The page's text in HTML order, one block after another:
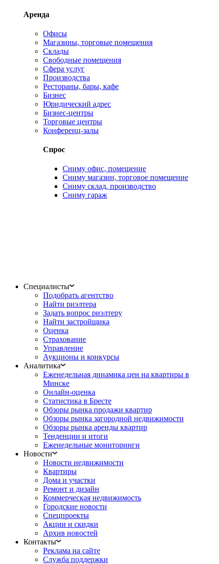
Аренда
Офисы
Магазины, торговые помещения
Склады
Свободные помещения
Сфера услуг
Производства
Рестораны, бары, кафе
Бизнес
Юридический адрес
Бизнес-центры
Торговые центры
Конференц-залы
Спрос
Сниму офис, помещение
Сниму магазин, торговое помещение
Сниму склад, производство
Сниму гараж
Специалисты
Подобрать агентство
Найти риэлтера
Задать вопрос риэлтеру
Найти застройщика
Оценка
Страхование
Управление
Аукционы и конкурсы
Аналитика
Еженедельная динамика цен на квартиры в
Минске
Онлайн-оценка
Статистика в Бресте
Обзоры рынка продажи квартир
Обзоры рынка загородной недвижимости
Обзоры рынка аренды квартир
Тенденции и итоги
Еженедельные мониторинги
Новости
Новости недвижимости
Квартиры
Дома и участки
Ремонт и дизайн
Коммерческая недвижимость
Городские новости
Спецпроекты
Акции и скидки
Архив новостей
Контакты
Реклама на сайте
Служба поддержки